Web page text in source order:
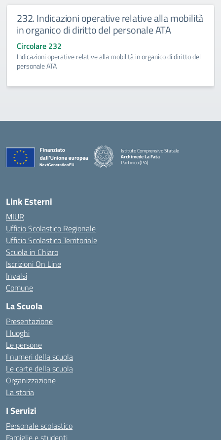
232. Indicazioni operative relative alla mobilità
in organico di diritto del personale ATA
Circolare 232
Indicazioni operative relative alla mobilità in organico di diritto del
personale ATA
Istituto Comprensivo Statale
Archimede La Fata
Partinico (PA)
Link Esterni
MIUR
Ufficio Scolastico Regionale
Ufficio Scolastico Territoriale
Scuola in Chiaro
Iscrizioni On Line
Invalsi
Comune
La Scuola
Presentazione
I luoghi
Le persone
I numeri della scuola
Le carte della scuola
Organizzazione
La storia
I Servizi
Personale scolastico
Famiglie e studenti